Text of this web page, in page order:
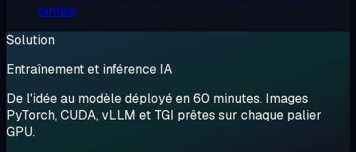
jamais
Solution
Entraînement et inférence IA
De l'idée au modèle déployé en 60 minutes. Images
PyTorch, CUDA, vLLM et TGI prêtes sur chaque palier
GPU.